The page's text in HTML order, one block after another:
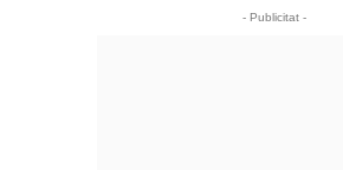
- Publicitat -